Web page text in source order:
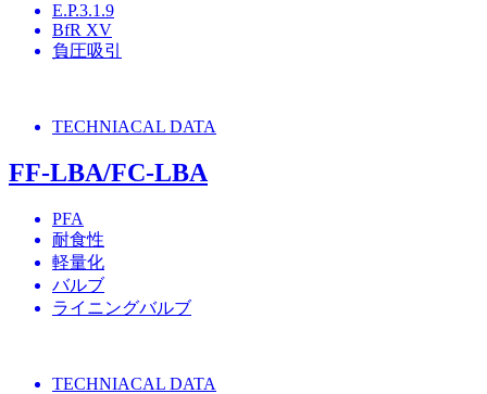
E.P.3.1.9
BfR XV
負圧吸引
TECHNIACAL DATA
FF-LBA/FC-LBA
PFA
耐食性
軽量化
バルブ
ライニングバルブ
TECHNIACAL DATA